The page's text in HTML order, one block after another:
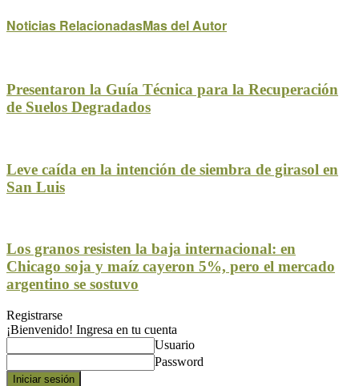
Noticias RelacionadasMas del Autor
Presentaron la Guía Técnica para la Recuperación
de Suelos Degradados
Leve caída en la intención de siembra de girasol en
San Luis
Los granos resisten la baja internacional: en
Chicago soja y maíz cayeron 5%, pero el mercado
argentino se sostuvo
Registrarse
¡Bienvenido! Ingresa en tu cuenta
Usuario
Password